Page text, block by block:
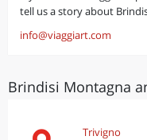
tell us a story about
info@viaggiart.com
Brindisi Montagna
Trivigno